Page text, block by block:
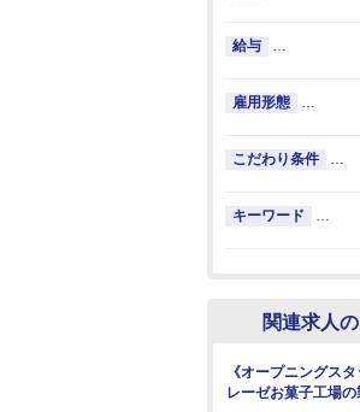
給与 …
雇用形態 …
こだわり条件
キーワード
関連求人
《オープニングス
レーゼお菓子工場